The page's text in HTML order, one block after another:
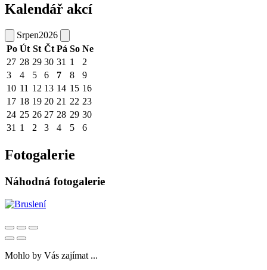
Kalendář akcí
Srpen2026
Po Út St Čt Pá So Ne
27 28 29 30 31 1
2
3
4 5 6 7 8
9
10 11 12 13 14 15 16
17 18 19 20 21 22 23
24 25 26 27 28 29 30
31 1 2 3 4 5 6
Fotogalerie
Náhodná fotogalerie
Mohlo by Vás zajímat ...